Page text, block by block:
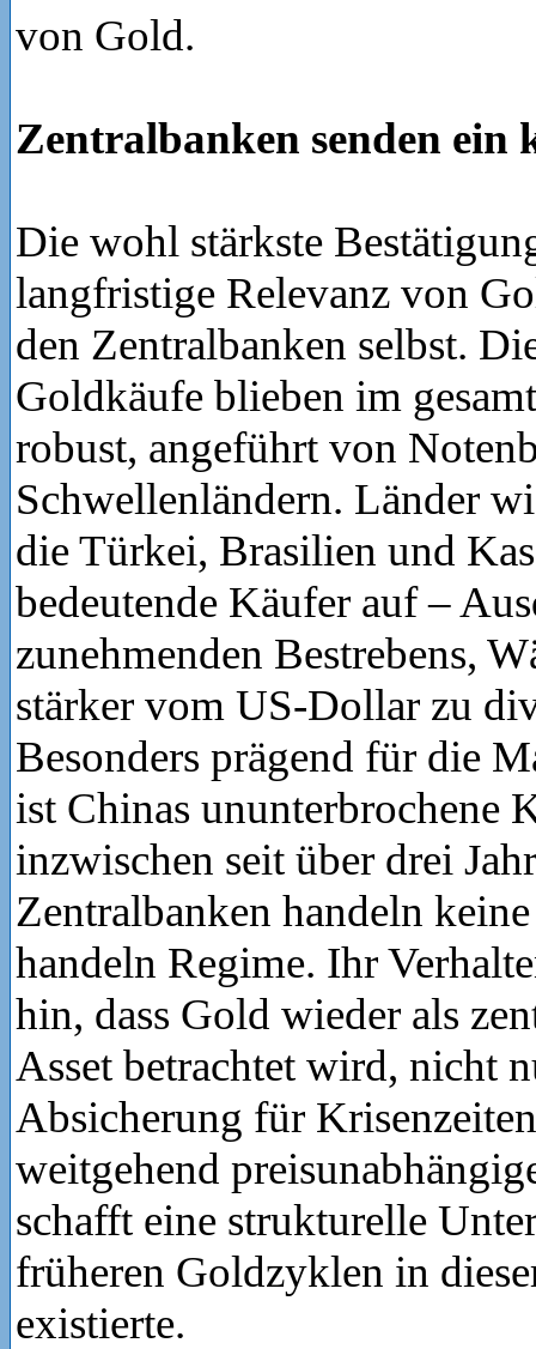
von Gold.
Zentralbanken senden ein
Die wohl stärkste
langfristige Relevanz von
den Zentralbanken selbst.
Goldkäufe blieben im
robust, angeführt von
Schwellenländern. Länder
die Türkei, Brasilien und
bedeutende Käufer auf –
zunehmenden Bestrebens,
stärker vom US-Dollar zu
Besonders prägend für die
ist Chinas ununterbrochene
inzwischen seit über drei
Zentralbanken handeln
handeln Regime. Ihr
hin, dass Gold wieder als
Asset betrachtet wird, nicht
Absicherung für
weitgehend
schafft eine strukturelle
früheren Goldzyklen in
existierte.